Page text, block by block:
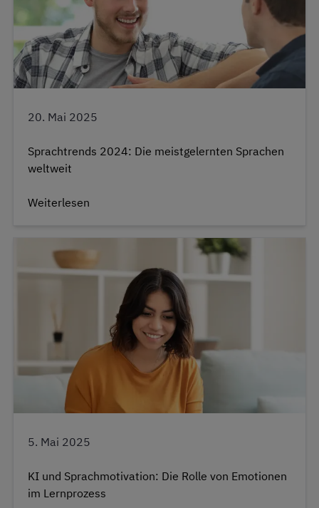
20. Mai 2025
Sprachtrends 2024: Die meistgelernten Sprachen
weltweit
Weiterlesen
5. Mai 2025
KI und Sprachmotivation: Die Rolle von Emotionen
im Lernprozess